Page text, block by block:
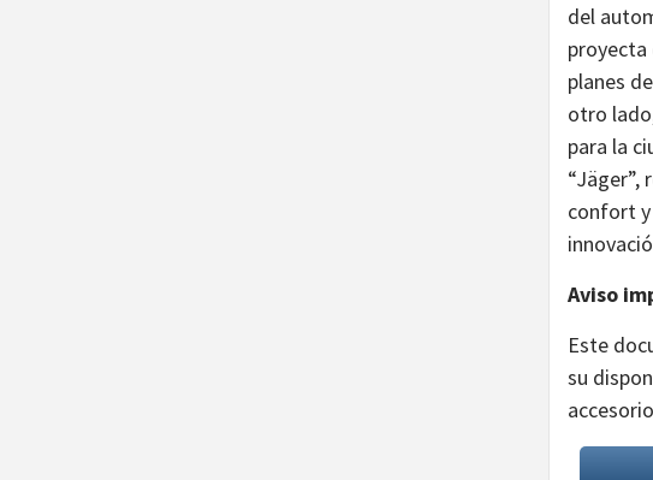
del
proyecta
planes
otro
para la
confort y
Aviso
Este
su